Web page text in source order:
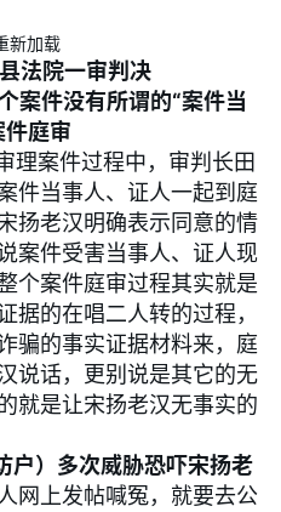
新加载
法院一审判决
案件没有所谓的“案件当
件庭审
案件过程中，审判长田
件当事人、证人一起到庭
扬老汉明确表示同意的情
案件受害当事人、证人现
个案件庭审过程其实就是
据的在唱二人转的过程，
骗的事实证据材料来，庭
说话，更别说是其它的无
就是让宋扬老汉无事实的
户）多次威胁恐吓宋扬老
网上发帖喊冤，就要去公